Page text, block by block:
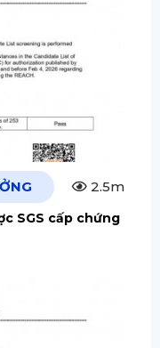
2.5m
SGS cấp chứng